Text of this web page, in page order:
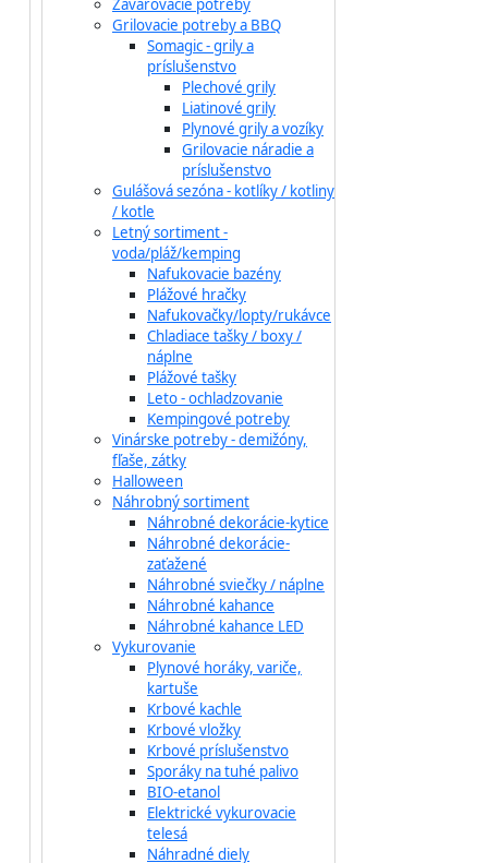
Zavarovacie potreby
Grilovacie potreby a BBQ
Somagic - grily a
príslušenstvo
Plechové grily
Liatinové grily
Plynové grily a vozíky
Grilovacie náradie a
príslušenstvo
Gulášová sezóna - kotlíky / kotliny
/ kotle
Letný sortiment -
voda/pláž/kemping
Nafukovacie bazény
Plážové hračky
Nafukovačky/lopty/rukávce
Chladiace tašky / boxy /
náplne
Plážové tašky
Leto - ochladzovanie
Kempingové potreby
Vinárske potreby - demižóny,
fľaše, zátky
Halloween
Náhrobný sortiment
Náhrobné dekorácie-kytice
Náhrobné dekorácie-
zaťažené
Náhrobné sviečky / náplne
Náhrobné kahance
Náhrobné kahance LED
Vykurovanie
Plynové horáky, variče,
kartuše
Krbové kachle
Krbové vložky
Krbové príslušenstvo
Sporáky na tuhé palivo
BIO-etanol
Elektrické vykurovacie
telesá
Náhradné diely